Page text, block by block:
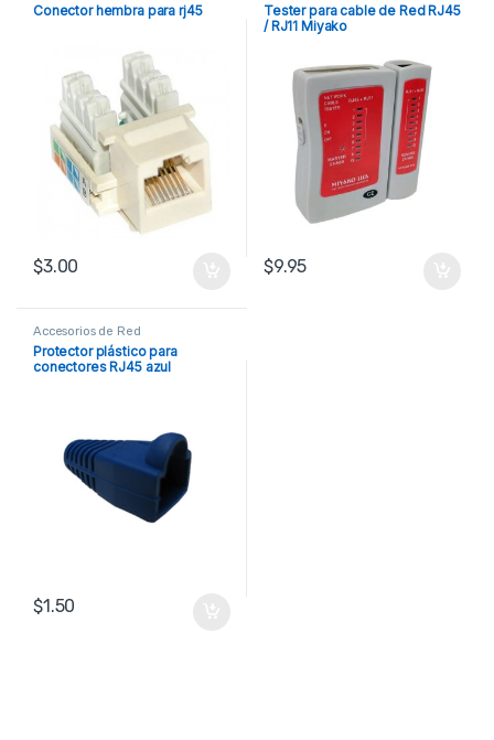
Conector hembra para rj45
$3.00
Tester para cable de Red RJ45
/ RJ11 Miyako
$9.95
Accesorios de Red
Protector plástico para
conectores RJ45 azul
$1.50